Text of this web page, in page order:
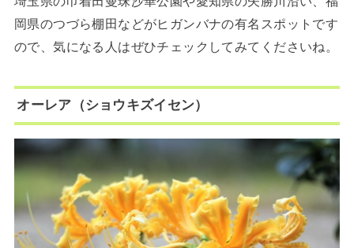
岡県のつづら棚田などがヒガンバナの有名スポットです
ので、気になる人はぜひチェックしてみてくださいね。
オーレア（ショウキズイセン）